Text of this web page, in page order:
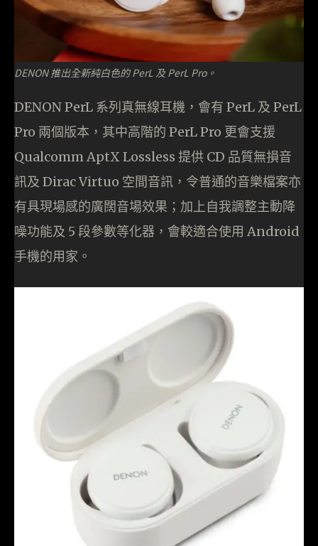
DENON 推出全新純白色的 PerL 及 PerL Pro。
DENON PerL 系列真無線耳機，會有 PerL 及 PerL
Pro 兩個版本，其中高階的 PerL Pro 更會支援
Qualcomm AptX Lossless 提供 CD 品質無損音
訊及 Dirac Virtuo 空間音訊，令普通的音樂檔案亦
有具現場感的廣闊音場效果；加上自我調整主動降
噪功能及 5 段參數等化器，會較適合使用 Android
手機的用家。